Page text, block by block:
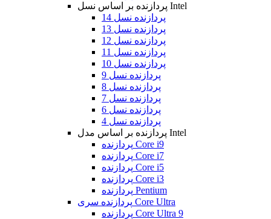
پردازنده بر اساس نسل Intel
پردازنده نسل 14
پردازنده نسل 13
پردازنده نسل 12
پردازنده نسل 11
پردازنده نسل 10
پردازنده نسل 9
پردازنده نسل 8
پردازنده نسل 7
پردازنده نسل 6
پردازنده نسل 4
پردازنده بر اساس مدل Intel
پردازنده Core i9
پردازنده Core i7
پردازنده Core i5
پردازنده Core i3
پردازنده Pentium
پردازنده سری Core Ultra
پردازنده Core Ultra 9